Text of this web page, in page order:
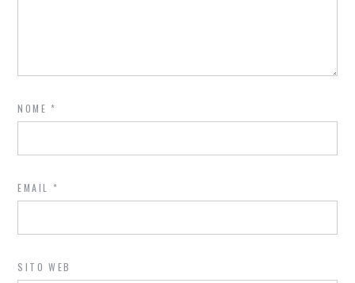
NOME*
EMAIL *
SITO WEB